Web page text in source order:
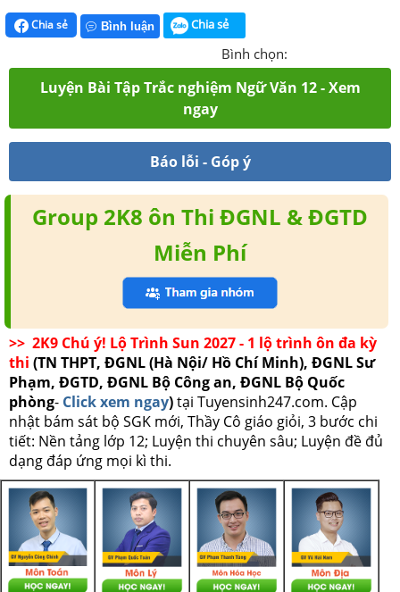
Chia sẻ Bình luận Chia sẻ
Bình chọn:
Luyện Bài Tập Trắc nghiệm Ngữ Văn 12 - Xem
ngay
Báo lỗi - Góp ý
Group 2K8 ôn Thi ĐGNL & ĐGTD
Miễn Phí
>> 2K9 Chú ý! Lộ Trình Sun 2027 - 1 lộ trình ôn đa kỳ
thi (TN THPT, ĐGNL (Hà Nội/ Hồ Chí Minh), ĐGNL Sư
Phạm, ĐGTD, ĐGNL Bộ Công an, ĐGNL Bộ Quốc
phòng- Click xem ngay)tại Tuyensinh247.com. Cập
nhật bám sát bộ SGK mới, Thầy Cô giáo giỏi, 3 bước chi
tiết: Nền tảng lớp 12; Luyện thi chuyên sâu; Luyện đề đủ
dạng đáp ứng mọi kì thi.